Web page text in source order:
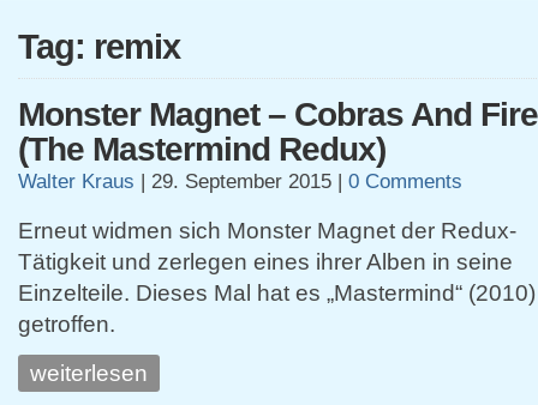
Tag: remix
Monster Magnet – Cobras And Fire
(The Mastermind Redux)
Walter Kraus | 29. September 2015 | 0 Comments
Erneut widmen sich Monster Magnet der Redux-
Tätigkeit und zerlegen eines ihrer Alben in seine
Einzelteile. Dieses Mal hat es „Mastermind“ (2010)
getroffen.
weiterlesen